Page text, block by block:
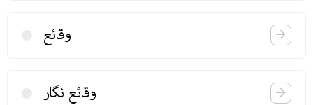
وقائع
وقائع نگار